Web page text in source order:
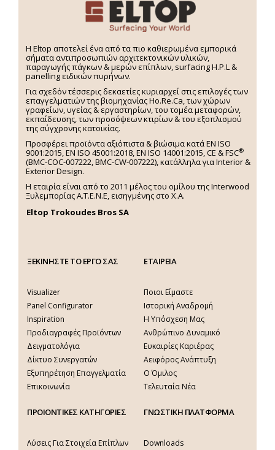
H Eltop αποτελεί ένα από τα πιο καθιερωμένα εμπορικά
σήματα αντιπροσωπιών αρχιτεκτονικών υλικών,
παραγωγής πάγκων & μερών επίπλων, surfacing H.P.L &
panelling ειδικών πυρήνων.
Για σχεδόν τέσσερις δεκαετίες κυριαρχεί στις επιλογές των
επαγγελματιών της βιομηχανίας Ho.Re.Ca, των χώρων
γραφείων, υγείας & εργαστηρίων, του τομέα μεταφορών,
εκπαίδευσης, των προσόψεων κτιρίων & του εξοπλισμού
της σύγχρονης κατοικίας.
Προσφέρει προϊόντα αξιόπιστα & βιώσιμα κατά EN ISO
9001:2015, EN ISO 45001:2018, EN ISO 14001:2015, CE & FSC®
(BMC-COC-007222, BMC-CW-007222), κατάλληλα για Interior &
Exterior Design.
Η εταιρία είναι από το 2011 μέλος του ομίλου της Interwood
Ξυλεμπορίας Α.Τ.Ε.Ν.Ε, εισηγμένης στο Χ.A.
Eltop Trokoudes Bros SA
ΞΕΚΙΝΗΣΤΕ ΤΟ ΕΡΓΟ ΣΑΣ
Visualizer
Panel Configurator
Inspiration
Προδιαγραφές Προϊόντων
Δειγματολόγια
Δίκτυο Συνεργατών
Εξυπηρέτηση Επαγγελματία
Επικοινωνία
ΕΤΑΙΡΕΙΑ
Ποιοι Είμαστε
Ιστορική Αναδρομή
Η Υπόσχεση Μας
Ανθρώπινο Δυναμικό
Ευκαιρίες Καριέρας
Αειφόρος Ανάπτυξη
Ο Όμιλος
Τελευταία Νέα
ΠΡΟΙΟΝΤΙΚΕΣ ΚΑΤΗΓΟΡΙΕΣ
Λύσεις Για Στοιχεία Επίπλων
ΓΝΩΣΤΙΚΗ ΠΛΑΤΦΟΡΜΑ
Downloads